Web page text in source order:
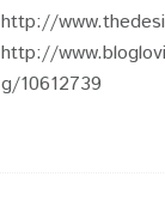
http://
http://
g/10612739